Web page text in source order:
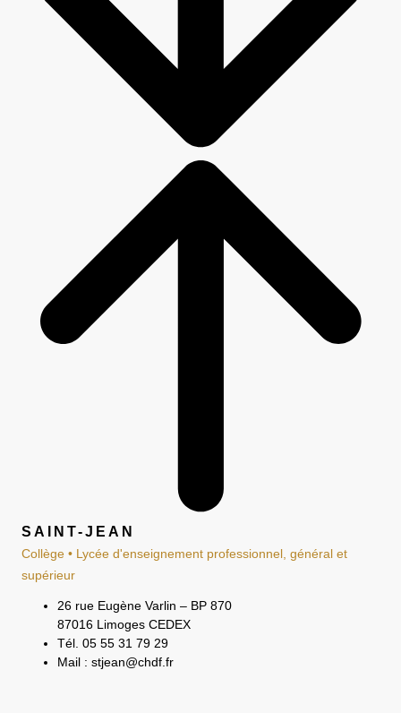
SAINT-JEAN
Collège • Lycée d'enseignement professionnel, général et
supérieur
26 rue Eugène Varlin – BP 870
87016 Limoges CEDEX
Tél. 05 55 31 79 29
Mail : stjean@chdf.fr